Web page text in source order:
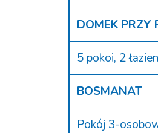
DOMEK
5 pokoi, 2
BOSMANAT
Pokój 3-